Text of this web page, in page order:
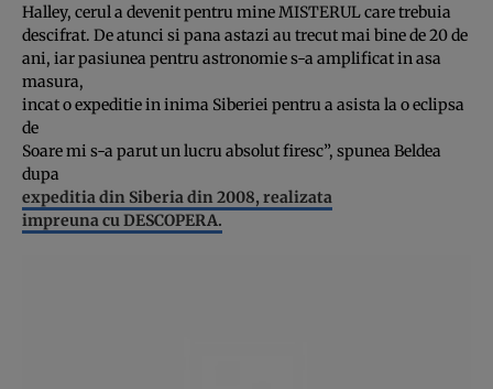
Halley, cerul a devenit pentru mine MISTERUL care trebuia
descifrat. De atunci si pana astazi au trecut mai bine de 20 de
ani, iar pasiunea pentru astronomie s-a amplificat in asa
masura,
incat o expeditie in inima Siberiei pentru a asista la o eclipsa
de
Soare mi s-a parut un lucru absolut firesc”, spunea Beldea
dupa
expeditia din Siberia din 2008, realizata
impreuna cu DESCOPERA.